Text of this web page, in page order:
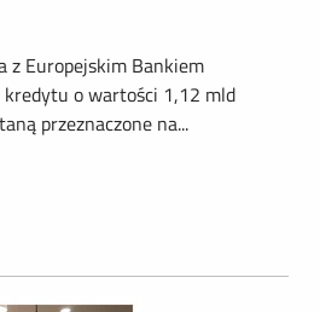
z Europejskim Bankiem
o wartości 1,12 mld
przeznaczone na...